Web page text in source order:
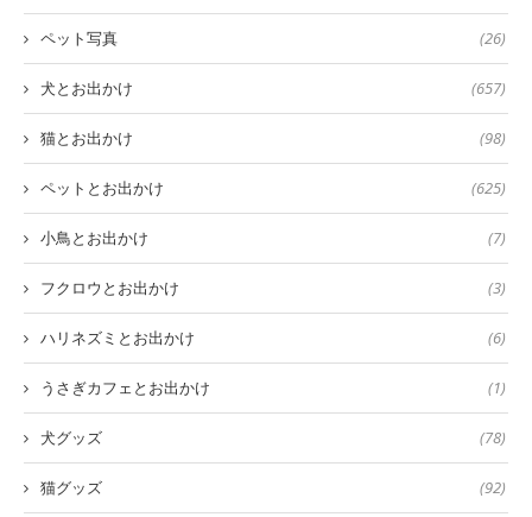
ペット写真 (26)
犬とお出かけ (657)
猫とお出かけ (98)
ペットとお出かけ (625)
小鳥とお出かけ (7)
フクロウとお出かけ (3)
ハリネズミとお出かけ (6)
うさぎカフェとお出かけ (1)
犬グッズ (78)
猫グッズ (92)